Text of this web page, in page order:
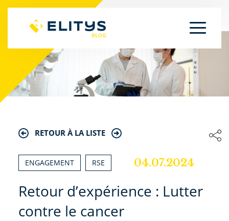
RETOUR À LA LISTE
ENGAGEMENT RSE 04.07.2024
Retour d’expérience : Lutter
contre le cancer